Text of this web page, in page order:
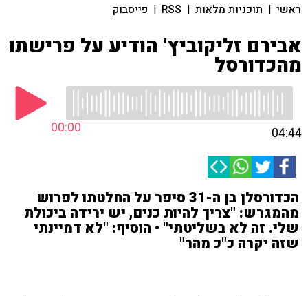
ראשי | תוכניות מלאות |
RSS
| פייסבוק
אבירם זליקוביץ' הודיע על פרישתו
מהכדורסל
00:00 04:44
הכדורסלן בן ה-31 סיפר על החלטתו לפרוש
מהמגרש: "צריך להיות כנים, יש ירידה ביכולת
שלי. זה לא בשליטתי" • הוסיף: "לא דמיינתי
שזה יקרה כ"כ מהר"